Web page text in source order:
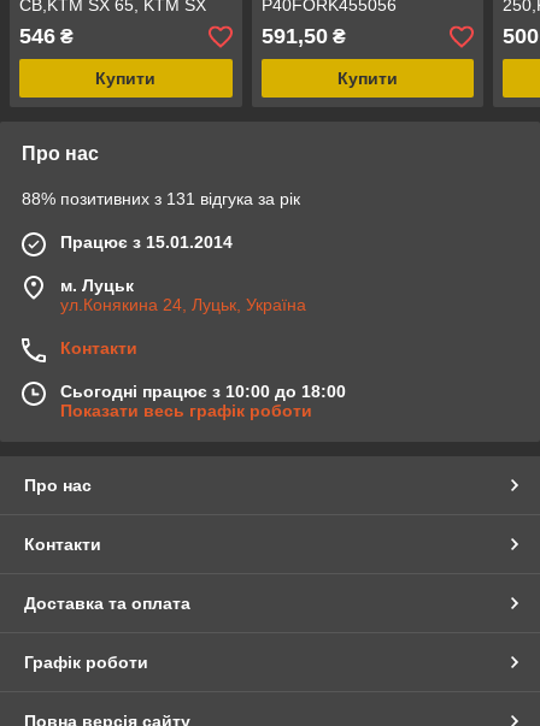
CB,KTM SX 65, KTM SX
LC 50, 35x45,99x11,
546 ₴
Купити
P40FORK455056
(43x54x11)
591,50₴
Купити
119
Про нас
88% позитивних з 131 відгука за рік
Працює з 15.01.2014
м. Луцьк
ул.Конякина 24, Луцьк, Україна
Контакти
Сьогодні працює з 10:00 до 18:00
Показати весь графік роботи
Про нас
Контакти
Доставка та оплата
Графік роботи
Повна версія сайту